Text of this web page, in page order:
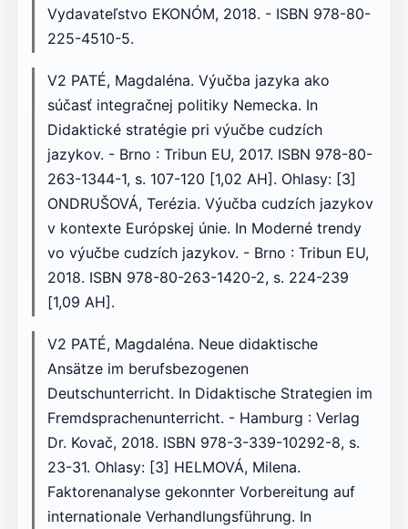
Vydavateľstvo EKONÓM, 2018. - ISBN 978-80-
225-4510-5.
V2 PATÉ, Magdaléna. Výučba jazyka ako
súčasť integračnej politiky Nemecka. In
Didaktické stratégie pri výučbe cudzích
jazykov. - Brno : Tribun EU, 2017. ISBN 978-80-
263-1344-1, s. 107-120 [1,02 AH]. Ohlasy: [3]
ONDRUŠOVÁ, Terézia. Výučba cudzích jazykov
v kontexte Európskej únie. In Moderné trendy
vo výučbe cudzích jazykov. - Brno : Tribun EU,
2018. ISBN 978-80-263-1420-2, s. 224-239
[1,09 AH].
V2 PATÉ, Magdaléna. Neue didaktische
Ansätze im berufsbezogenen
Deutschunterricht. In Didaktische Strategien im
Fremdsprachenunterricht. - Hamburg : Verlag
Dr. Kovač, 2018. ISBN 978-3-339-10292-8, s.
23-31. Ohlasy: [3] HELMOVÁ, Milena.
Faktorenanalyse gekonnter Vorbereitung auf
internationale Verhandlungsführung. In